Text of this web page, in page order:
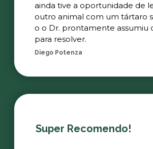
ainda tive a oportunidade de
outro animal com um tártaro
o o Dr. prontamente assumiu
para resolver.
Diego Potenza
Super Recomendo!